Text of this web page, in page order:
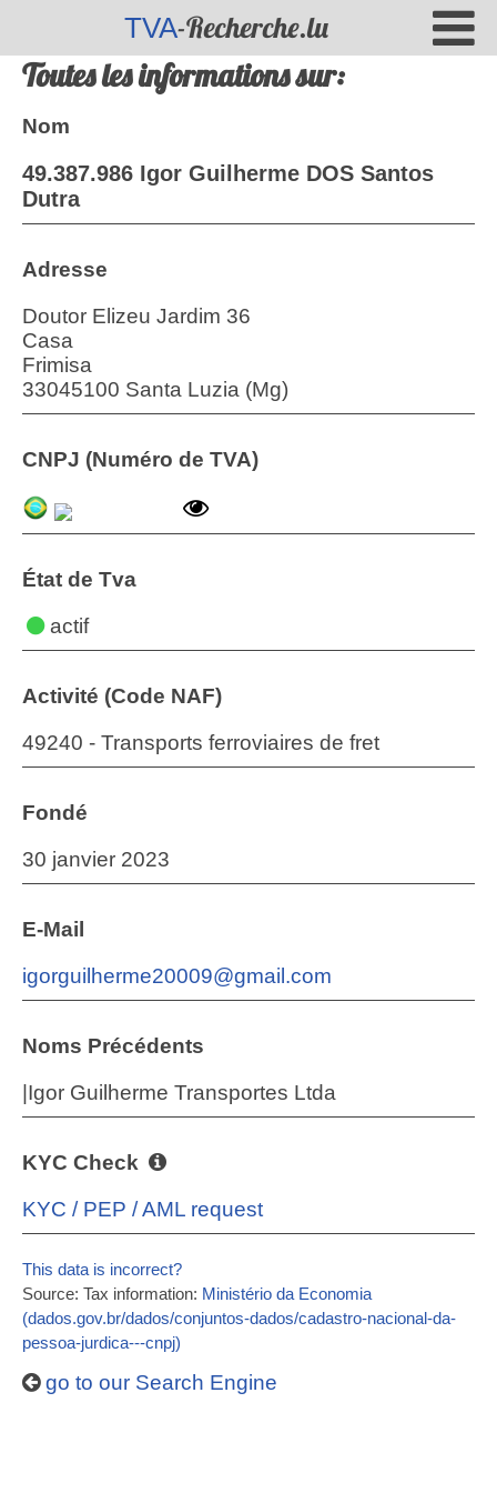
TVA-Recherche.lu
Toutes les informations sur:
Nom
49.387.986 Igor Guilherme DOS Santos
Dutra
Adresse
Doutor Elizeu Jardim 36
Casa
Frimisa
33045100 Santa Luzia (Mg)
CNPJ (Numéro de TVA)
État de Tva
actif
Activité (Code NAF)
49240 - Transports ferroviaires de fret
Fondé
30 janvier 2023
E-Mail
igorguilherme20009@gmail.com
Noms Précédents
|Igor Guilherme Transportes Ltda
KYC Check
KYC / PEP / AML request
This data is incorrect?
Source: Tax information: Ministério da Economia
(dados.gov.br/dados/conjuntos-dados/cadastro-nacional-da-
pessoa-jurdica---cnpj)
go to our Search Engine